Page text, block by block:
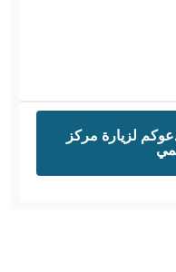
لزيارة مركز